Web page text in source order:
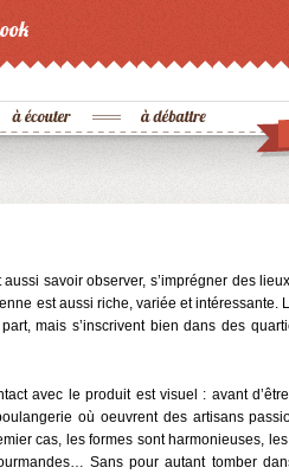
aussi savoir observer, s’imprégner des
est aussi riche, variée et
mais s’inscrivent bien dans des
avec le produit est visuel : avant
où oeuvrent des artisans
cas, les formes sont harmonieuses,
Sans pour autant tomber